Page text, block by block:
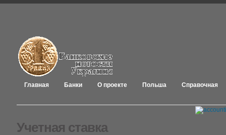
Главная Банки О проекте Польша Справочная
Учетная ставка